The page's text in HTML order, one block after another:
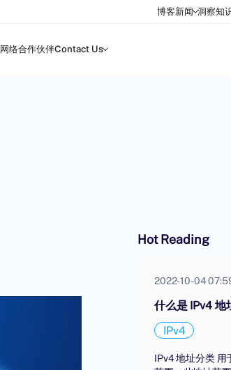
博客新闻 洞察知
网络合作伙伴Contact Us
Hot Reading
2022-10-04
什么是 IPv4 地
IPv4
IPv4 地址分类 用